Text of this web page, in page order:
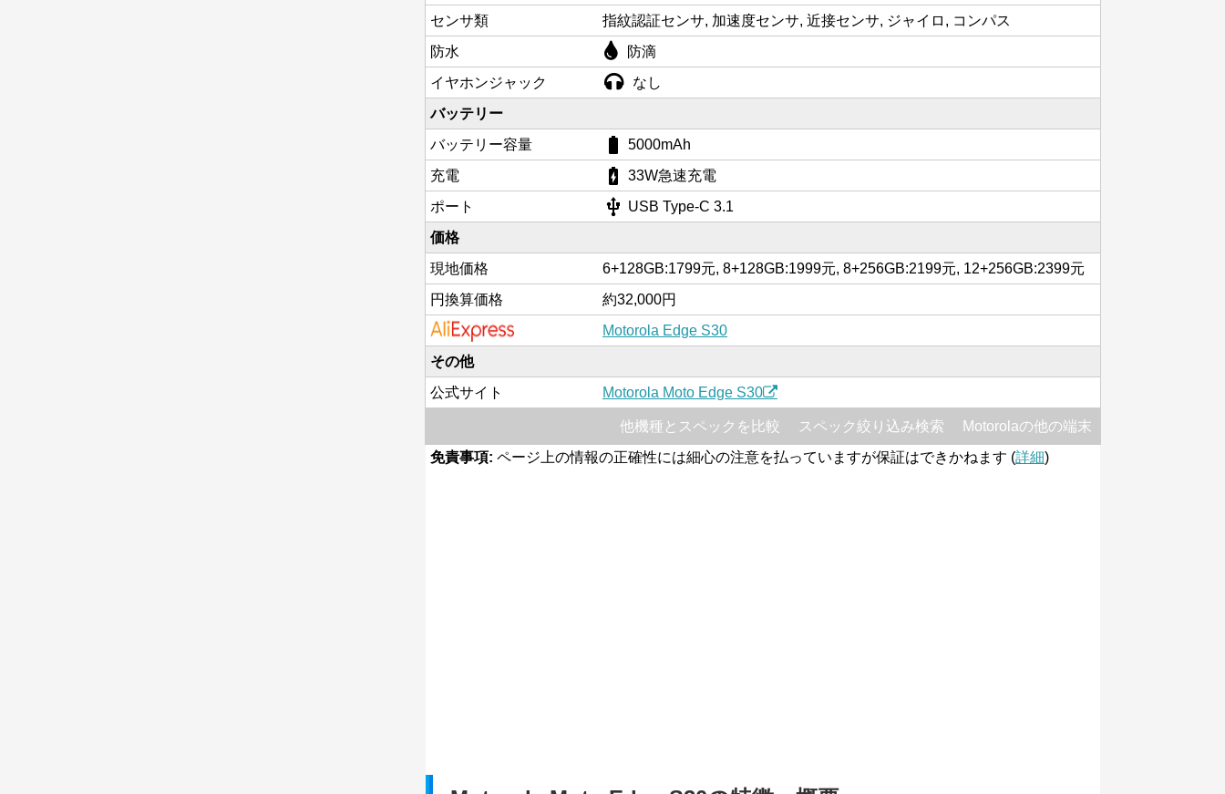
センサ類
指紋認証センサ, 加速度センサ, 近接センサ, ジャイロ, コンパス
防水
防滴
イヤホンジャック
なし
バッテリー
バッテリー容量
battery_std
5000mAh
充電
battery_charging_full
33W急速充電
ポート
usb USB Type-C 3.1
価格
現地価格
6+128GB:1799元, 8+128GB:1999元, 8+256GB:2199元, 12+256GB:2399元
円換算価格
約32,000円
Motorola Edge S30
その他
公式サイト
Motorola Moto Edge S30
Motorolaの他の端末
スペック絞り込み検索
他機種とスペックを比較
免責事項: ページ上の情報の正確性には細心の注意を払っていますが保証はできかねます (詳細)